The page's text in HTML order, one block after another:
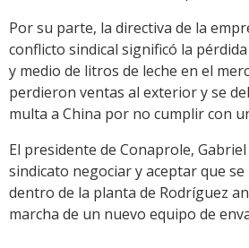
Por su parte, la directiva de la
conflicto sindical significó la
y medio de litros de leche en el
perdieron ventas al exterior y se
multa a China por no cumplir con
El presidente de Conaprole,
sindicato negociar y aceptar que
dentro de la planta de Rodríguez
marcha de un nuevo equipo de